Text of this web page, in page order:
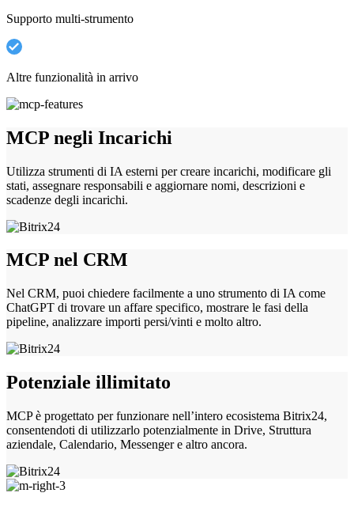
Supporto multi-strumento
Altre funzionalità in arrivo
MCP negli Incarichi
Utilizza strumenti di IA esterni per creare incarichi, modificare gli
stati, assegnare responsabili e aggiornare nomi, descrizioni e
scadenze degli incarichi.
MCP nel CRM
Nel CRM, puoi chiedere facilmente a uno strumento di IA come
ChatGPT di trovare un affare specifico, mostrare le fasi della
pipeline, analizzare importi persi/vinti e molto altro.
Potenziale illimitato
MCP è progettato per funzionare nell’intero ecosistema Bitrix24,
consentendoti di utilizzarlo potenzialmente in Drive, Struttura
aziendale, Calendario, Messenger e altro ancora.